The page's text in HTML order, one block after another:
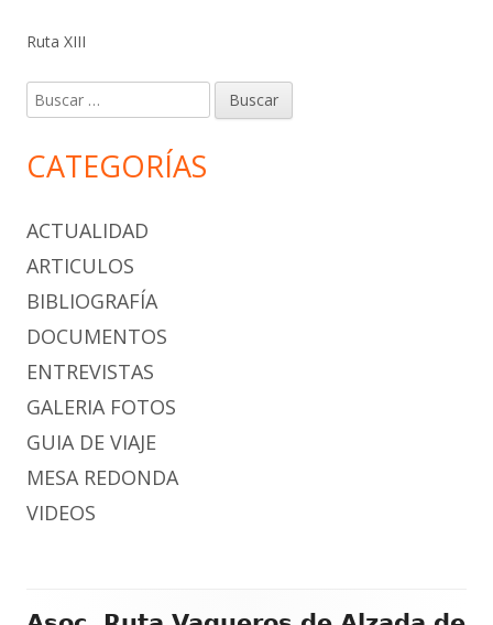
Ruta XIII
Buscar:
CATEGORÍAS
ACTUALIDAD
ARTICULOS
BIBLIOGRAFÍA
DOCUMENTOS
ENTREVISTAS
GALERIA FOTOS
GUIA DE VIAJE
MESA REDONDA
VIDEOS
Contenido